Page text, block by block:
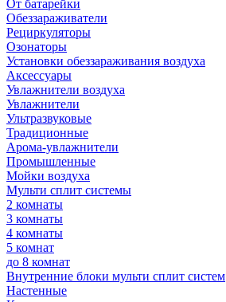
От батарейки
Обеззараживатели
Рециркуляторы
Озонаторы
Установки обеззараживания воздуха
Аксессуары
Увлажнители воздуха
Увлажнители
Ультразвуковые
Традиционные
Арома-увлажнители
Промышленные
Мойки воздуха
Мульти сплит системы
2 комнаты
3 комнаты
4 комнаты
5 комнат
до 8 комнат
Внутренние блоки мульти сплит систем
Настенные